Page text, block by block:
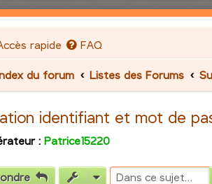
rapide FAQ
du forum Listes des Forums
identifiant et mot de
: Patrice15220